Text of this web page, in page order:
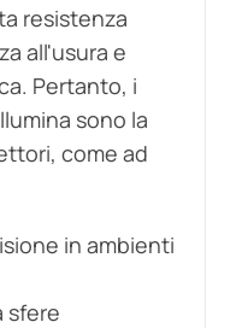
resistenza
all'usura e
Pertanto, i
sono la
come ad
in ambienti
sfere